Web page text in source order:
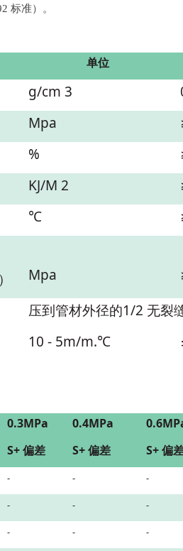
标准）。
单位
g/cm 3
Mpa
%
KJ/M 2
℃
Mpa
压到管材外径的1/2 无裂
10 - 5m/m.℃
0.3MPa
S+ 偏差
0.4MPa
S+ 偏差
S+ 偏
- - -
- - -
- - -